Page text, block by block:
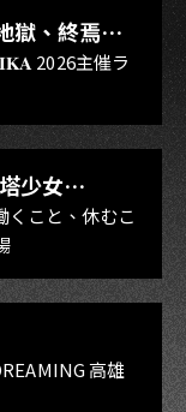
獄、終焉
夢中、花奏
2026主催ラ
少女
こと、休むこ
高雄